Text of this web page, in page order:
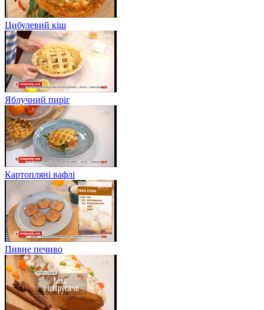
Цибулевий кіш
Яблучний пиріг
Картопляні вафлі
Пивне печиво